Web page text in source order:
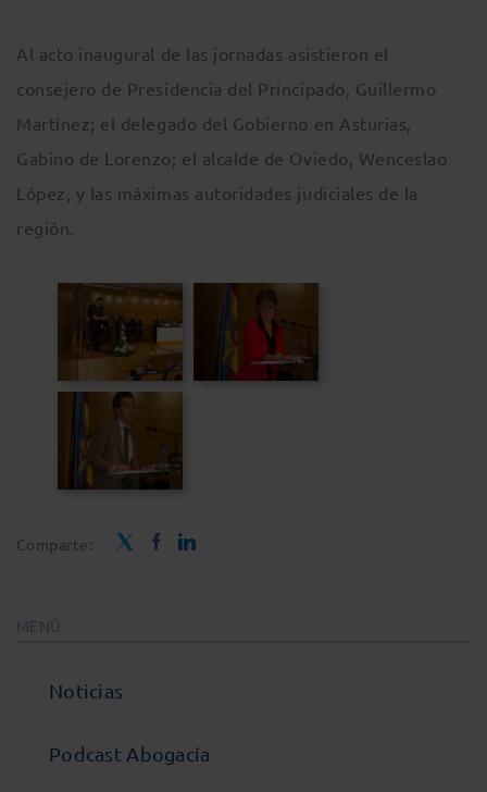
Al acto inaugural de las jornadas asistieron el
consejero de Presidencia del Principado, Guillermo
Martínez; el delegado del Gobierno en Asturias,
Gabino de Lorenzo; el alcalde de Oviedo, Wenceslao
López, y las máximas autoridades judiciales de la
región.
Comparte:
MENÚ
Noticias
Podcast Abogacía